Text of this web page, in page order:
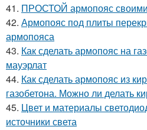
41. ПРОСТОЙ армопояс
42. Армопояс под плиты
армопояса
43. Как сделать армопояс на
мауэрлат
44. Как сделать армопояс из
газобетона. Можно ли делать
45. Цвет и материалы
источники света